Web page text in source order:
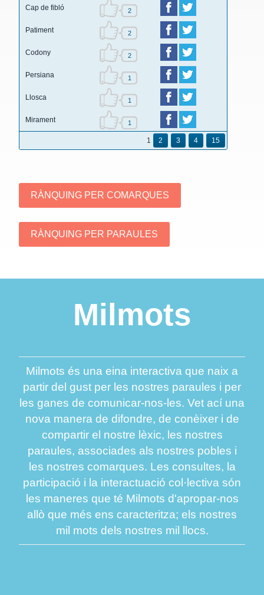
1 2 3 4 15
Cap de fibló 2
Patiment 2
Codony 2
Persiana 1
Llosca 1
Mirament 1
Milmots
Milmots és una eina interactiva que naix a
partir del gust per les nostres paraules i per
les ganes de comunicar-nos-les. Vet ací una
nova manera de difondre, de conèixer i de
compartir el nostre lèxic, les nostres
paraules, associades als nostres pobles i
les nostres comarques. Les consultes, la
participació i la interactuació col·lectiva són
les maneres que té Milmots d'apropar-nos
allò que més ens caracteritza; els nostres
mil mots dels nostres mil llocs.